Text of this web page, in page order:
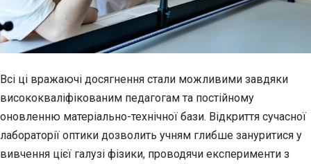
Всі ці вражаючі досягнення стали можливими завдяки
висококваліфікованим педагогам та постійному
оновленню матеріально-технічної бази. Відкриття сучасної
лабораторії оптики дозволить учням глибше зануритися у
вивчення цієї галузі фізики, проводячи експерименти з